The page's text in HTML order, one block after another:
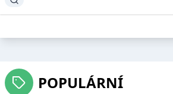
POPULÁRNÍ